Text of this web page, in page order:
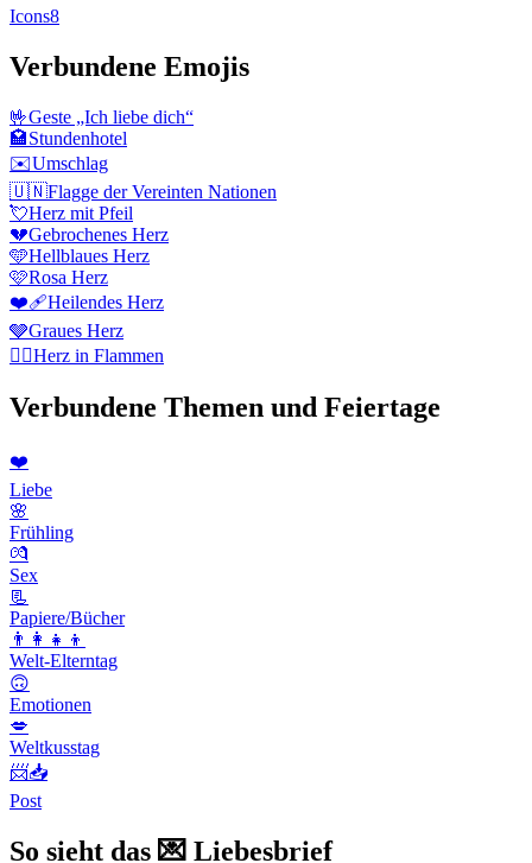
Icons8
Verbundene Emojis
🤟Geste „Ich liebe dich“
🏩Stundenhotel
✉️Umschlag
🇺🇳Flagge der Vereinten Nationen
💘Herz mit Pfeil
💔Gebrochenes Herz
🩵Hellblaues Herz
🩷Rosa Herz
❤️‍🩹Heilendes Herz
🩶Graues Herz
❤️‍🔥Herz in Flammen
Verbundene Themen und Feiertage
❤️
Liebe
🌸
Frühling
💏
Sex
📃
Papiere/Bücher
👨‍👩‍👧‍👦
Welt-Elterntag
🙃
Emotionen
💋
Weltkusstag
📨📥
Post
So sieht das 💌 Liebesbrief